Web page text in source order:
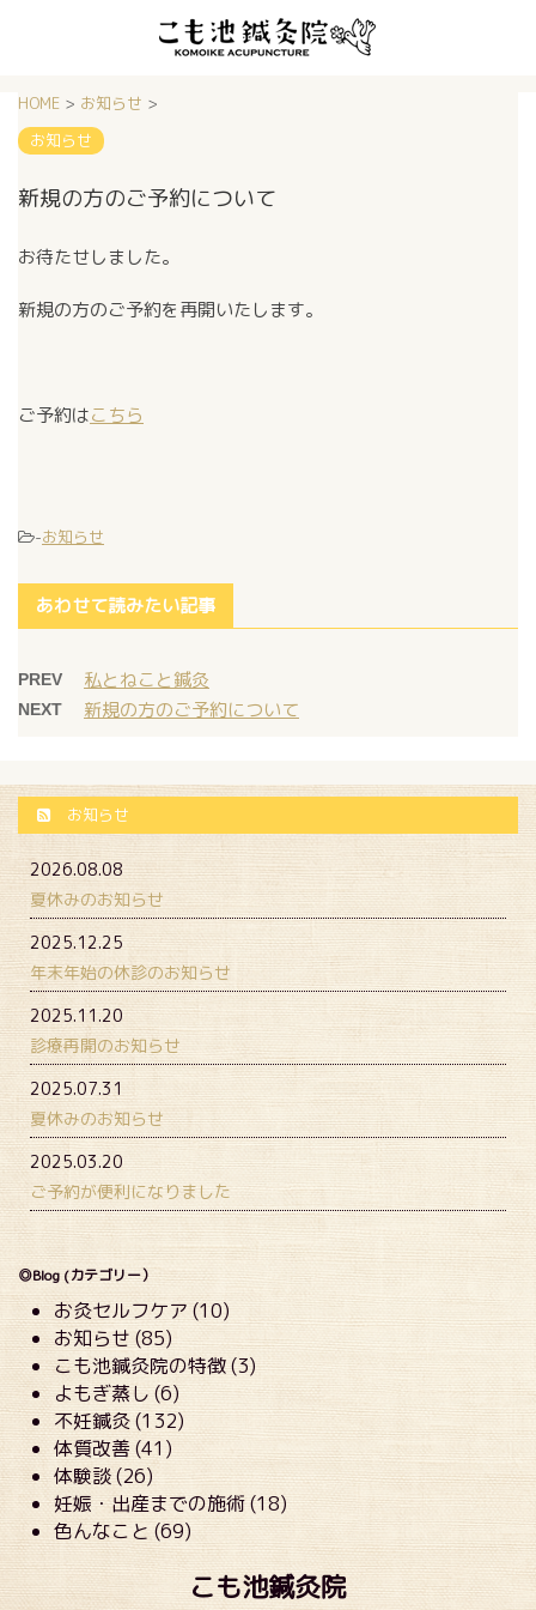
HOME > お知らせ >
お知らせ
新規の方のご予約について
お待たせしました。
新規の方のご予約を再開いたします。
ご予約はこちら
-お知らせ
あわせて読みたい記事
PREV 私とねこと鍼灸
NEXT 新規の方のご予約について
お知らせ
2026.08.08
夏休みのお知らせ
2025.12.25
年末年始の休診のお知らせ
2025.11.20
診療再開のお知らせ
2025.07.31
夏休みのお知らせ
2025.03.20
ご予約が便利になりました
◎Blog (カテゴリー）
お灸セルフケア (10)
お知らせ (85)
こも池鍼灸院の特徴 (3)
よもぎ蒸し (6)
不妊鍼灸 (132)
体質改善 (41)
体験談 (26)
妊娠・出産までの施術 (18)
色んなこと (69)
こも池鍼灸院